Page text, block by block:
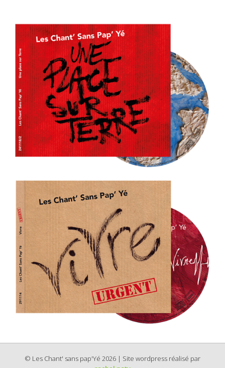
© Les Chant' sans pap'Yé 2026 | Site wordpress réalisé par